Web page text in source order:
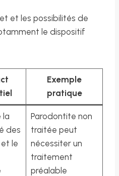
et les possibilités de
le dispositif
Exemple
pratique
la
des
le
Parodontite non
traitée peut
nécessiter un
traitement
préalable